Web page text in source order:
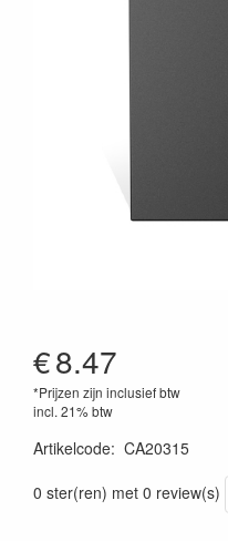
€8.47
*Prijzen zijn inclusief btw
incl. 21% btw
Artikelcode: CA20315
0 ster(ren) met 0 review(s)